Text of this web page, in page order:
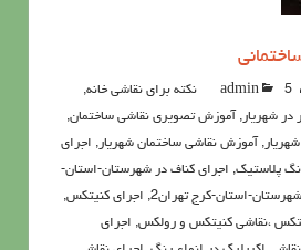
admin 5نکته برای نقاشی خانه
,
در شهریار, آموزش تصویری نقاشی ساختمان,
, آموزش نقاشی ساختمان شهریار, اجرای
پلاستیک, اجرای کناف در شهرستان-استان-
استان-کرج تهران2 , اجرای کنیتکس,
،نقاشي كنيتكس و رولكس, اجرای